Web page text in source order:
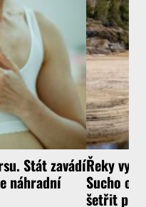
Stát zavádí
náhradní
Řeky
Sucho
šetřit